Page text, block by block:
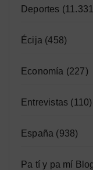
Deportes
Écija (458)
Economía (227)
Entrevistas (110)
España (938)
Pa tí y pa mí